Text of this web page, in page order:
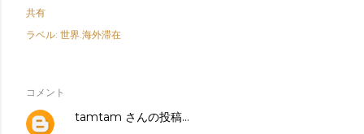
共有
ラベル: 世界.海外滞在
コメント
tamtam さんの投稿…